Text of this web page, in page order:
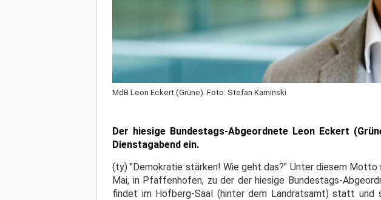
MdB Leon Eckert (Grüne). Foto: Stefan Kaminski
Der hiesige Bundestags-Abgeordnete Leon Eckert
Dienstagabend ein.
(ty) "Demokratie stärken! Wie geht das?" Unter diesem
Mai, in Pfaffenhofen, zu der der hiesige Bundestags-
findet im Hofberg-Saal (hinter dem Landratsamt) statt